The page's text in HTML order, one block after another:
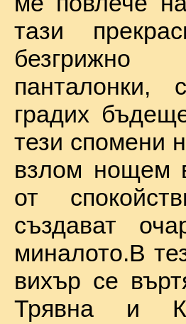
тази
панталонки,
градих
тези спомени
взлом нощем
от
създават
миналото.В
вихър се
Трявна и